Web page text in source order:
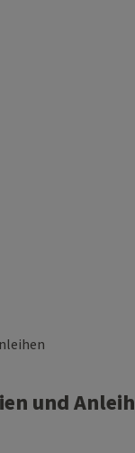
und